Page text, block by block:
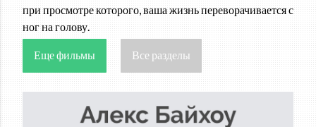
при просмотре которого, ваша жизнь переворачивается с
ног на голову.
Еще фильмы Все разделы